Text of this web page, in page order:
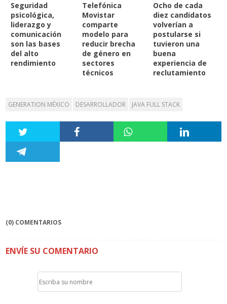
Seguridad
psicológica,
liderazgo y
comunicación
son las bases
del alto
rendimiento
Telefónica
Movistar
comparte
modelo para
reducir brecha
de género en
sectores
técnicos
Ocho de cada
diez candidatos
volverían a
postularse si
tuvieron una
buena
experiencia de
reclutamiento
GENERATION MÉXICO DESARROLLADOR JAVA FULL STACK
(0) COMENTARIOS
ENVÍE SU COMENTARIO